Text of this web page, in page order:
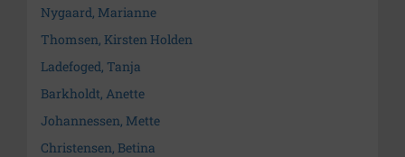
Nygaard, Marianne
Thomsen, Kirsten Holden
Ladefoged, Tanja
Barkholdt, Anette
Johannessen, Mette
Christensen, Betina